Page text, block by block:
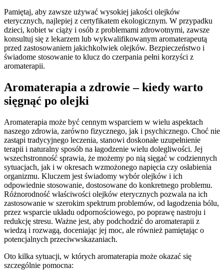
Pamiętaj, aby zawsze używać wysokiej jakości olejków
eterycznych, najlepiej z certyfikatem ekologicznym. W przypadku
dzieci, kobiet w ciąży i osób z problemami zdrowotnymi, zawsze
konsultuj się z lekarzem lub wykwalifikowanym aromaterapeutą
przed zastosowaniem jakichkolwiek olejków. Bezpieczeństwo i
świadome stosowanie to klucz do czerpania pełni korzyści z
aromaterapii.
Aromaterapia a zdrowie – kiedy warto
sięgnąć po olejki
Aromaterapia może być cennym wsparciem w wielu aspektach
naszego zdrowia, zarówno fizycznego, jak i psychicznego. Choć nie
zastąpi tradycyjnego leczenia, stanowi doskonałe uzupełnienie
terapii i naturalny sposób na łagodzenie wielu dolegliwości. Jej
wszechstronność sprawia, że możemy po nią sięgać w codziennych
sytuacjach, jak i w okresach wzmożonego napięcia czy osłabienia
organizmu. Kluczem jest świadomy wybór olejków i ich
odpowiednie stosowanie, dostosowane do konkretnego problemu.
Różnorodność właściwości olejków eterycznych pozwala na ich
zastosowanie w szerokim spektrum problemów, od łagodzenia bólu,
przez wsparcie układu odpornościowego, po poprawę nastroju i
redukcję stresu. Ważne jest, aby podchodzić do aromaterapii z
wiedzą i rozwagą, doceniając jej moc, ale również pamiętając o
potencjalnych przeciwwskazaniach.
Oto kilka sytuacji, w których aromaterapia może okazać się
szczególnie pomocna: